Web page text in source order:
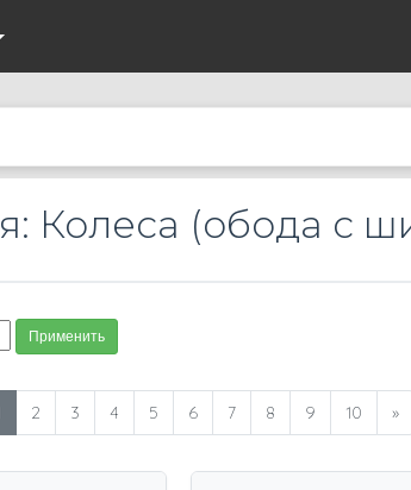
Колеса (обода с
Применить
2 3 4 5 6 7 8 9 10 »